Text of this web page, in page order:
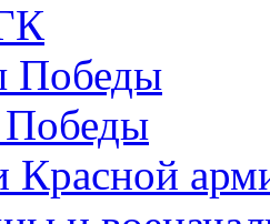
Победы
Красной